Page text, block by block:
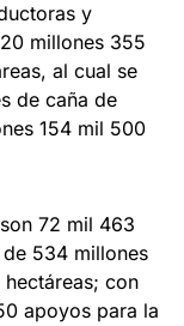
y
millones 355
al cual se
de caña de
154 mil 500
72 mil 463
534 millones
con
apoyos para la